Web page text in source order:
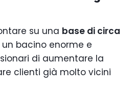
su una base di circa
un bacino enorme e
di aumentare la
clienti già molto vicini